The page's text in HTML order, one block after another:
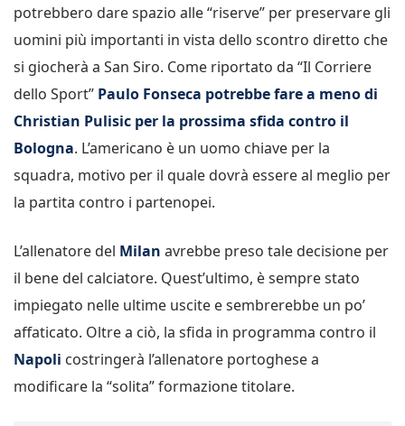
potrebbero dare spazio alle “riserve” per preservare gli
uomini più importanti in vista dello scontro diretto che
si giocherà a San Siro. Come riportato da “Il Corriere
dello Sport” Paulo Fonseca potrebbe fare a meno di
Christian Pulisic per la prossima sfida contro il
Bologna. L’americano è un uomo chiave per la
squadra, motivo per il quale dovrà essere al meglio per
la partita contro i partenopei.
L’allenatore del Milan avrebbe preso tale decisione per
il bene del calciatore. Quest’ultimo, è sempre stato
impiegato nelle ultime uscite e sembrerebbe un po’
affaticato. Oltre a ciò, la sfida in programma contro il
Napoli costringerà l’allenatore portoghese a
modificare la “solita” formazione titolare.